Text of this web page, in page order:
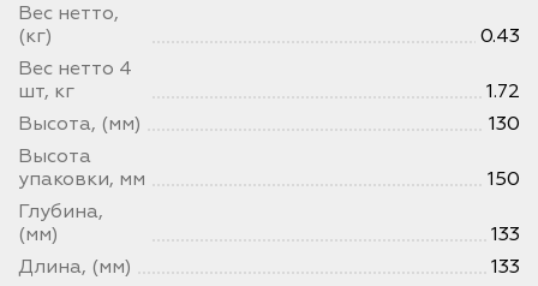
Вес нетто,
(кг)
0.43
Вес нетто 4
шт, кг
1.72
Высота, (мм)
130
Высота
упаковки, мм
150
Глубина,
(мм)
133
Длина, (мм)
133